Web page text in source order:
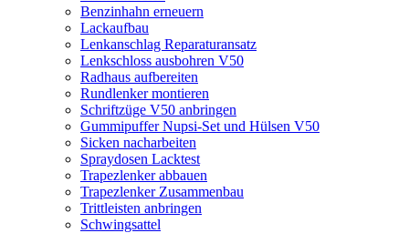
Benzinhahn erneuern
Lackaufbau
Lenkanschlag Reparaturansatz
Lenkschloss ausbohren V50
Radhaus aufbereiten
Rundlenker montieren
Schriftzüge V50 anbringen
Gummipuffer Nupsi-Set und Hülsen V50
Sicken nacharbeiten
Spraydosen Lacktest
Trapezlenker abbauen
Trapezlenker Zusammenbau
Trittleisten anbringen
Schwingsattel